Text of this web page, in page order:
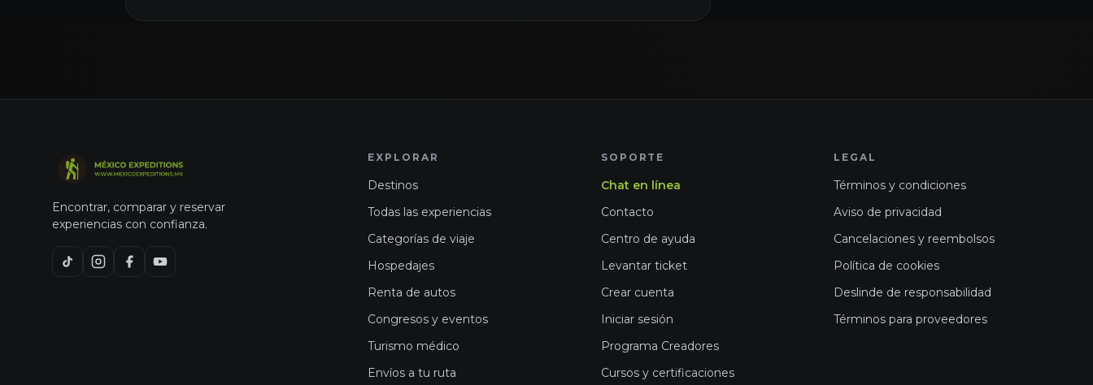
Encontrar, comparar y reservar
experiencias con confianza.
EXPLORAR
Destinos
Todas las experiencias
Categorías de viaje
Hospedajes
Renta de autos
Congresos y eventos
Turismo médico
Envíos a tu ruta
SOPORTE
Chat en línea
Contacto
Centro de ayuda
Levantar ticket
Crear cuenta
Iniciar sesión
Programa Creadores
Cursos y certificaciones
LEGAL
Términos y condiciones
Aviso de privacidad
Cancelaciones y reembolsos
Política de cookies
Deslinde de responsabilidad
Términos para proveedores